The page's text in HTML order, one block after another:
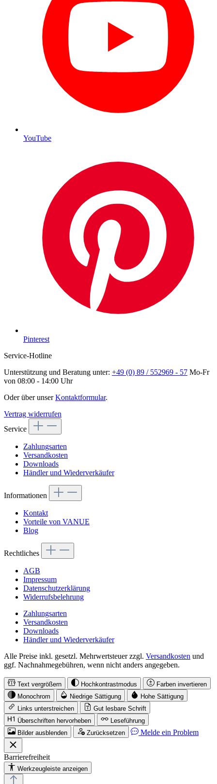
YouTube
Pinterest
Service-Hotline
Unterstützung und Beratung unter: +49 (0) 89 / 552969 - 57 Mo-Fr
von 08:00 - 14:00 Uhr
Oder über unserKontaktformular.
Vertrag widerrufen
Service
Zahlungsarten
Versandkosten
Downloads
Händler und Wiederverkäufer
Informationen
Kontakt
Vorteile von VANUE
Blog
Rechtliches
AGB
Impressum
Datenschutzerklärung
Widerrufsbelehrung
Zahlungsarten
Versandkosten
Downloads
Händler und Wiederverkäufer
Alle Preise inkl. gesetzl. Mehrwertsteuer zzgl. Versandkosten und
ggf. Nachnahmegebühren, wenn nicht anders angegeben.
Text vergrößern Hochkontrastmodus
Farben invertieren
Monochrom
Niedrige Sättigung
Hohe Sättigung
Links unterstreichen
Gut lesbare Schrift
Überschriften hervorheben
Leseführung
Bilder ausblenden
Zurücksetzen Melde ein Problem
Barrierefreiheit
Werkzeugleiste anzeigen